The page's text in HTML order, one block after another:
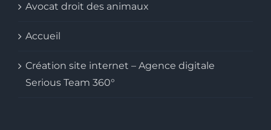
Avocat droit des animaux
Accueil
Création site internet – Agence digitale
Serious Team 360°